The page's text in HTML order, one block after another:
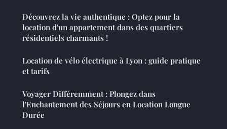
Découvrez la vie authentique : Optez pour la
location d'un appartement dans des quartiers
résidentiels charmants !
Location de vélo électrique à Lyon : guide pratique
et tarifs
Voyager Différemment : Plongez dans
l'Enchantement des Séjours en Location Longue
Durée